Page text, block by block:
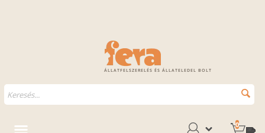
ÁLLATFELSZERELÉS ÉS ÁLLATELEDEL BOLT
0